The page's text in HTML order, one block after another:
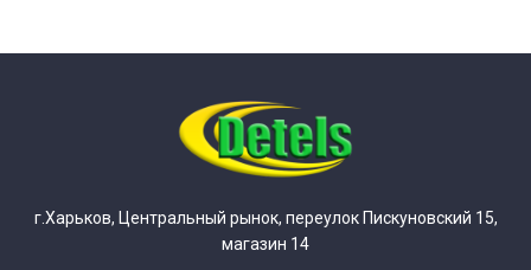
г.Харьков, Центральный рынок, переулок Пискуновский 15,
магазин 14